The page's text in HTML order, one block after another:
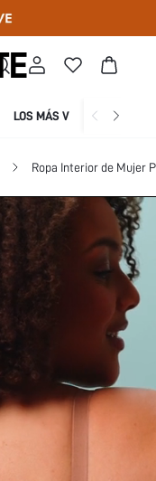
LOS MÁS VENDIDOS
Ropa Interior de Mujer